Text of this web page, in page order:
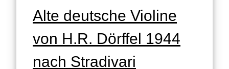
Alte deutsche Violine
von H.R. Dörffel 1944
nach Stradivari